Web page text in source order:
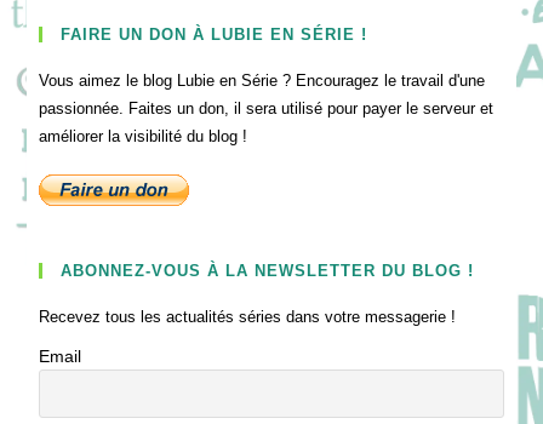
FAIRE UN DON À LUBIE EN SÉRIE !
Vous aimez le blog Lubie en Série ? Encouragez le travail d'une
passionnée. Faites un don, il sera utilisé pour payer le serveur et
améliorer la visibilité du blog !
ABONNEZ-VOUS À LA NEWSLETTER DU BLOG !
Recevez tous les actualités séries dans votre messagerie !
Email